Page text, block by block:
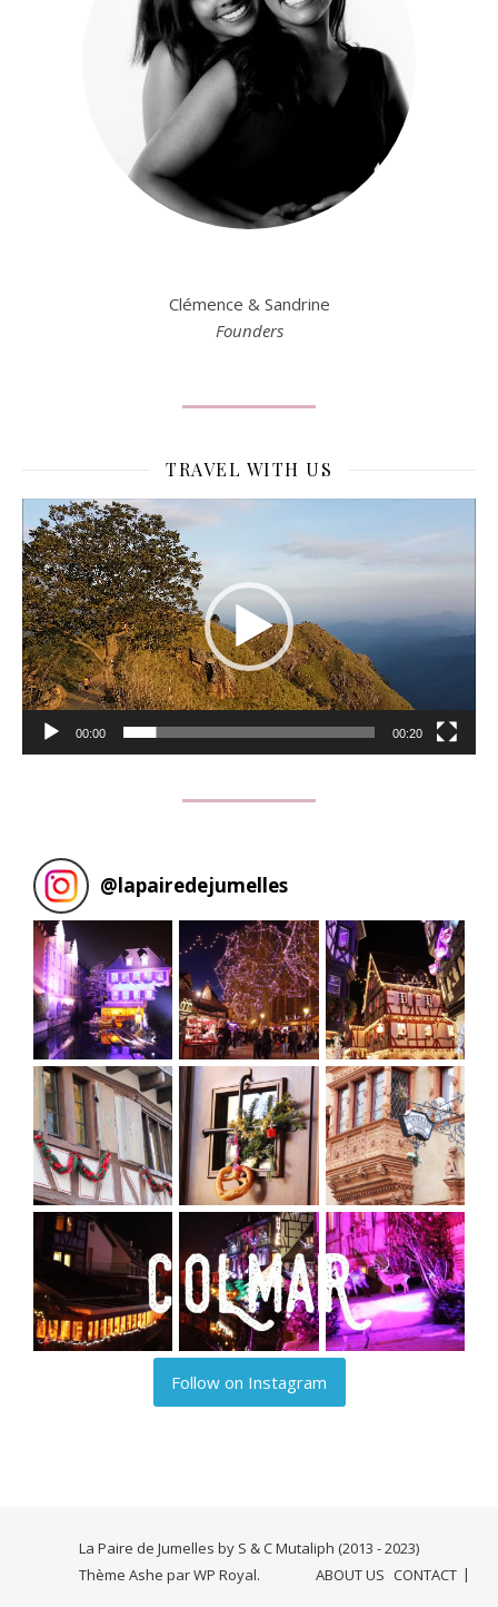
Clémence & Sandrine
Founders
TRAVEL WITH US
Lecteur
vidéo
00:00 00:20
@lapairedejumelles
Follow on Instagram
La Paire de Jumelles by S & C Mutaliph (2013 - 2023)
ABOUT US CONTACT
Thème Ashe parWP Royal.